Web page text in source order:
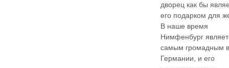
дворец как бы
его подарком для
В наше время
Нимфенбург
самым громадным в
Германии, и его